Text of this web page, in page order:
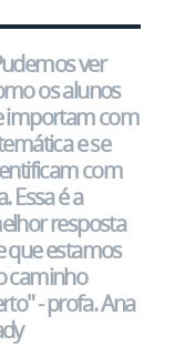
ver
os alunos
importam com
e se
com
Essa é a
resposta
que estamos
caminho
- profa. Ana